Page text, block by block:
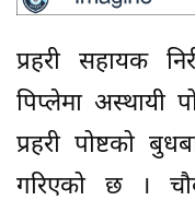
प्रहरी सहायक
पिप्लेमा अस्थायी
प्रहरी पोष्टको
गरिएको छ ।